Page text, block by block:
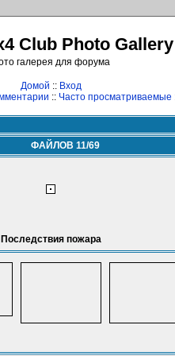
Club Photo Gallery
галерея для форума
Домой :: Вход
:: Часто просматриваемые
ФАЙЛОВ 11/69
Последствия пожара